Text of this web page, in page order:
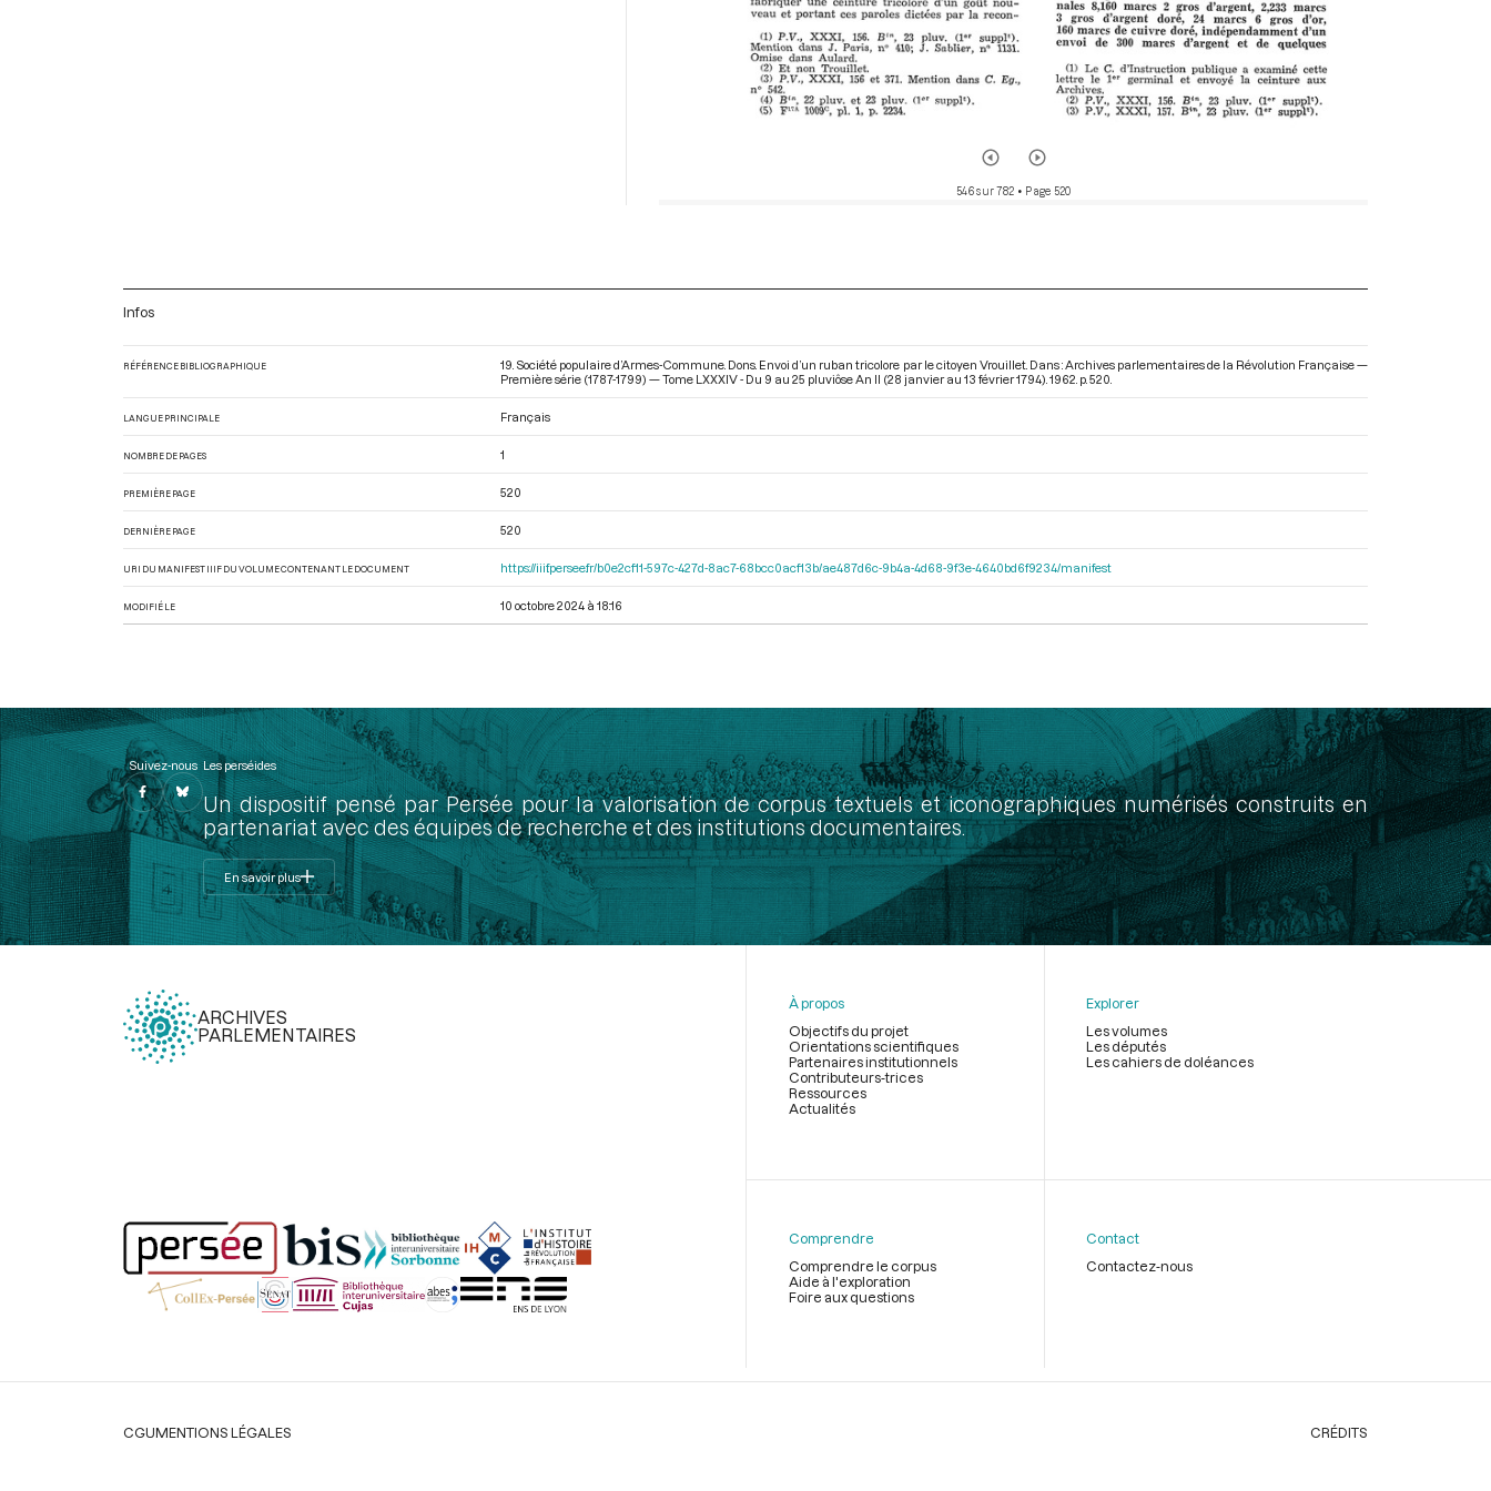
546 sur 782 • Page 520
Infos
RÉFÉRENCE BIBLIOGRAPHIQUE
19. Société populaire d’Armes-Commune. Dons. Envoi d’un ruban tricolore par le citoyen Vrouillet. Dans : Archives parlementaires de la Révolution Française —
Première série (1787-1799) — Tome LXXXIV - Du 9 au 25 pluviôse An II (28 janvier au 13 février 1794) . 1962. p. 520.
LANGUE PRINCIPALE Français
NOMBRE DE PAGES 1
PREMIÈRE PAGE 520
DERNIÈRE PAGE 520
URI DU MANIFEST IIIF DU VOLUME CONTENANT LE DOCUMENT https://iiif.persee.fr/b0e2cf11-597c-427d-8ac7-68bcc0acf13b/ae487d6c-9b4a-4d68-9f3e-4640bd6f9234/manifest
MODIFIÉ LE 10 octobre 2024 à 18:16
Suivez-nous Les perséides
Un dispositif pensé par Persée pour la valorisation de corpus textuels et iconographiques numérisés construits en
partenariat avec des équipes de recherche et des institutions documentaires.
En savoir plus
ARCHIVES
PARLEMENTAIRES
page
À propos
Objectifs du projet
Orientations scientifiques
Partenaires institutionnels
Contributeurs-trices
Ressources
Actualités
Explorer
Les volumes
Les députés
Les cahiers de doléances
Comprendre
Comprendre le corpus
Aide à l'exploration
Foire aux questions
Contact
Contactez-nous
Légal
CGUMENTIONS LÉGALES CRÉDITS